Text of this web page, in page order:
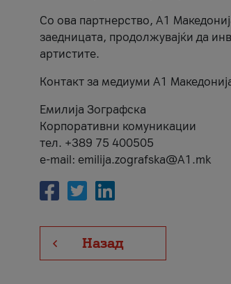
Со ова партнерство, A1
заедницата, продолжувајќи да
артистите.
Контакт за медиуми А1
Емилија Зографска
Корпоративни комуникации
тел. +389 75 400505
e-mail: emilija.zografska@A1.mk
Назад